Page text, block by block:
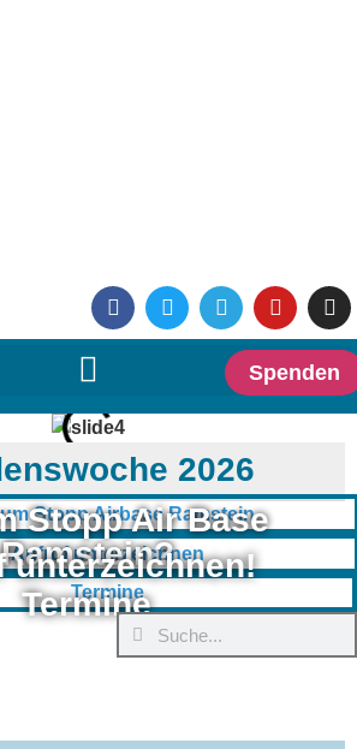
Spenden
2026
Stopp Air Base
Ramstein?
unterzeichnen!
Termine